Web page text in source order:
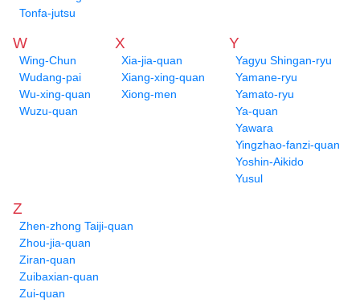
Tonfa-jutsu
W
Wing-Chun
Wudang-pai
Wu-xing-quan
Wuzu-quan
X
Xia-jia-quan
Xiang-xing-quan
Xiong-men
Y
Yagyu Shingan-ryu
Yamane-ryu
Yamato-ryu
Ya-quan
Yawara
Yingzhao-fanzi-quan
Yoshin-Aikido
Yusul
Z
Zhen-zhong Taiji-quan
Zhou-jia-quan
Ziran-quan
Zuibaxian-quan
Zui-quan